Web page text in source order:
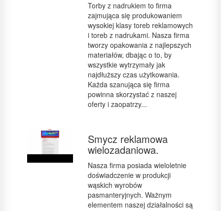
Torby z nadrukiem to firma
zajmująca się produkowaniem
wysokiej klasy toreb reklamowych
i toreb z nadrukami. Nasza firma
tworzy opakowania z najlepszych
materiałów, dbając o to, by
wszystkie wytrzymały jak
najdłuższy czas użytkowania.
Każda szanująca się firma
powinna skorzystać z naszej
oferty i zaopatrzy...
Smycz reklamowa
wielozadaniowa.
Nasza firma posiada wieloletnie
doświadczenie w produkcji
wąskich wyrobów
pasmanteryjnych. Ważnym
elementem naszej działalności są